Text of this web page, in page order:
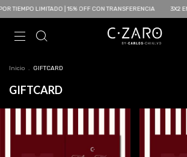
TIEMPO LIMITADO | 15% OFF CON TRANSFERENCIA 3X2
Inicio . GIFTCARD
GIFTCARD